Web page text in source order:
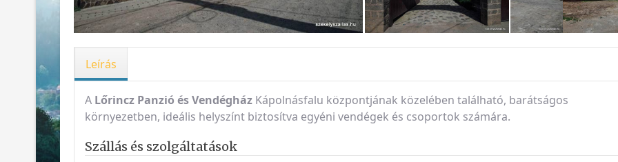
Leírás
A Lőrincz Panzió és Vendégház Kápolnásfalu központjának közelében található, barátságos
környezetben, ideális helyszínt biztosítva egyéni vendégek és csoportok számára.
Szállás és szolgáltatások